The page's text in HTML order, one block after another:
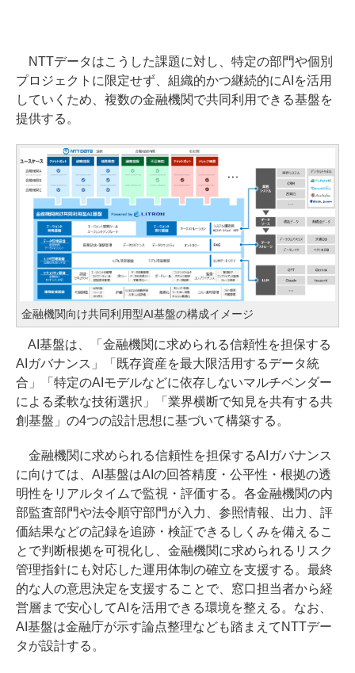
NTTデータはこうした課題に対し、特定の部門や個別
プロジェクトに限定せず、組織的かつ継続的にAIを活用
していくため、複数の金融機関で共同利用できる基盤を
提供する。
金融機関向け共同利用型AI基盤の構成イメージ
AI基盤は、「金融機関に求められる信頼性を担保する
AIガバナンス」「既存資産を最大限活用するデータ統
合」「特定のAIモデルなどに依存しないマルチベンダー
による柔軟な技術選択」「業界横断で知見を共有する共
創基盤」の4つの設計思想に基づいて構築する。
金融機関に求められる信頼性を担保するAIガバナンス
に向けては、AI基盤はAIの回答精度・公平性・根拠の透
明性をリアルタイムで監視・評価する。各金融機関の内
部監査部門や法令順守部門が入力、参照情報、出力、評
価結果などの記録を追跡・検証できるしくみを備えるこ
とで判断根拠を可視化し、金融機関に求められるリスク
管理指針にも対応した運用体制の確立を支援する。最終
的な人の意思決定を支援することで、窓口担当者から経
営層まで安心してAIを活用できる環境を整える。なお、
AI基盤は金融庁が示す論点整理なども踏まえてNTTデー
タが設計する。